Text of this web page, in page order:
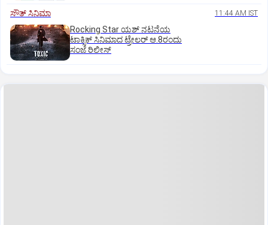
ಸೌತ್‌ ಸಿನಿಮಾ 11:44 AM IST
Rocking Star ಯಶ್‌ ನಟನೆಯ
ಟಾಕ್ಸಿಕ್‌ ಸಿನಿಮಾದ ಟ್ರೇಲರ್‌ ಆ.8ರಂದು
ಸಂಜೆ ರಿಲೀಸ್